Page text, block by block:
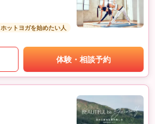
ホットヨガを始めたい人
体験・相談予約